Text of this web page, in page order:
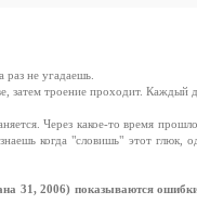
не угадаешь.
затем троение проходит.
Через какое-то время
когда "словишь" этот глюк,
31, 2006) показываются